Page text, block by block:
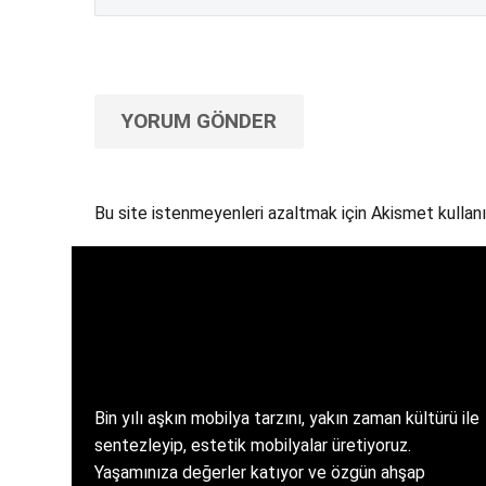
YORUM GÖNDER
Bu site istenmeyenleri azaltmak için Akismet
Bin yılı aşkın mobilya tarzını, yakın zaman kültürü ile
sentezleyip, estetik mobilyalar üretiyoruz.
Yaşamınıza değerler katıyor ve özgün ahşap